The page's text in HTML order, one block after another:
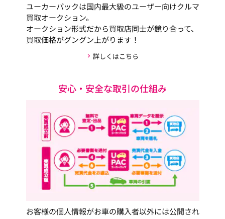
ユーカーパックは国内最大級のユーザー向けクルマ
買取オークション。
オークション形式だから買取店同士が競り合って、
買取価格がグングン上がります！
詳しくはこちら
安心・安全な取引の仕組み
お客様の個人情報がお車の購入者以外には公開され